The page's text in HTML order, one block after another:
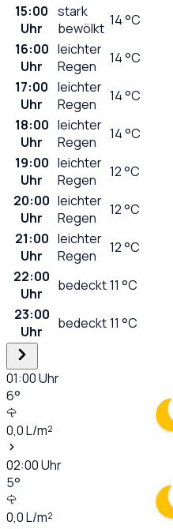
15:00
Uhr
stark
bewölkt 14°C
16:00
Uhr
leichter
Regen
14°C
17:00
Uhr
leichter
Regen
14°C
18:00
Uhr
leichter
Regen
14°C
19:00
Uhr
leichter
Regen
12°C
20:00
Uhr
leichter
Regen
12°C
21:00
Uhr
leichter
Regen
12°C
22:00
Uhr
bedeckt11 °C
23:00
Uhr
bedeckt11 °C
01:00Uhr
6°
0,0L/m²
02:00Uhr
5°
0,0L/m²